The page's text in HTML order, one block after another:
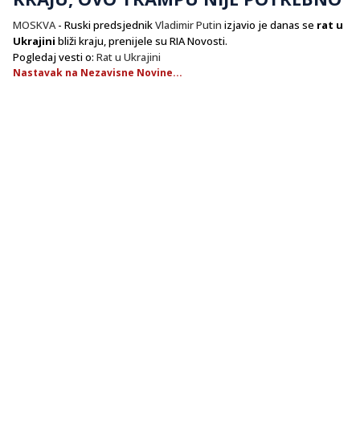
MOSKVA- Ruski predsjednikVladimir Putin izjavio je danas se rat u
Ukrajini bliži kraju, prenijele su RIA Novosti.
Pogledaj vesti o: Rat u Ukrajini
Nastavak na Nezavisne Novine...